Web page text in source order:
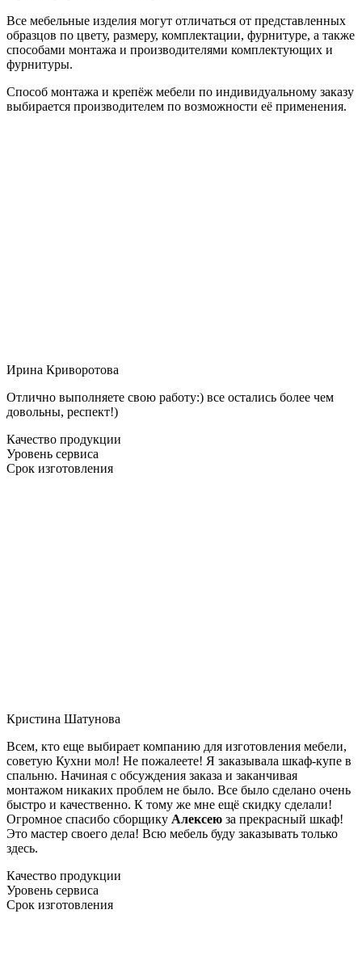
Все мебельные изделия могут отличаться от представленных
образцов по цвету, размеру, комплектации, фурнитуре, а также
способами монтажа и производителями комплектующих и
фурнитуры.
Способ монтажа и крепёж мебели по индивидуальному заказу
выбирается производителем по возможности её применения.
Ирина Криворотова
Отлично выполняете свою работу:) все остались более чем
довольны, респект!)
Качество продукции
Уровень сервиса
Срок изготовления
Кристина Шатунова
Всем, кто еще выбирает компанию для изготовления мебели,
советую Кухни мол! Не пожалеете! Я заказывала шкаф-купе в
спальню. Начиная с обсуждения заказа и заканчивая
монтажом никаких проблем не было. Все было сделано очень
быстро и качественно. К тому же мне ещё скидку сделали!
Огромное спасибо сборщику Алексею за прекрасный шкаф!
Это мастер своего дела! Всю мебель буду заказывать только
здесь.
Качество продукции
Уровень сервиса
Срок изготовления